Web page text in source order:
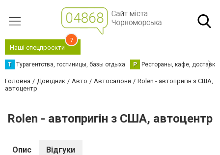
Наші спецпроєкти
7
Т Турагентства, гостиницы, базы отдыха Р Рестораны, кафе,
Головна Довідник Авто Автосалони
Rolen - автопригін з США,
автоцентр
Rolen - автопригін з США, автоцентр
Опис Відгуки